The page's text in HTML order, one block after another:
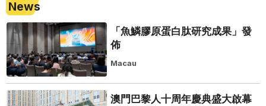
News
「魚鱗膠原蛋白肽研究成果」發
佈
Macau
澳門巴黎人十周年慶典盛大啟幕